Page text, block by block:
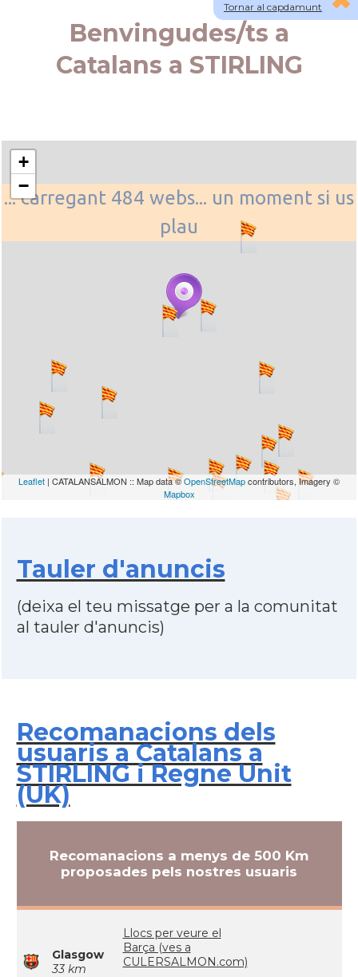
Tornar al capdamunt
Benvingudes/ts a
Catalans a STIRLING
... carregant 484 webs... un moment si us
plau
+
−
Leaflet | CATALANSALMON :: Map data ©OpenStreetMapcontributors, Imagery ©
Mapbox
Tauler d'anuncis
(deixa el teu missatge per a la comunitat
al tauler d'anuncis)
Recomanacions dels
usuaris a Catalans a
STIRLING i Regne Unit
(UK)
Recomanacions a menys de 500 Km
proposades pels nostres usuaris
Glasgow
33 km
Llocs per veure el
Barça (ves a
CULERSALMON.com)